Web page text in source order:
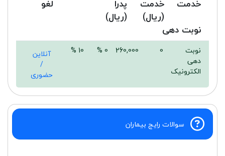
خدمت
خدمت
(ریال)
پدرا
(ریال)
لغو
نوبت دهی
نوبت
دهی
الکترونیک
0
260,000
0 %
10 %
آنلاین
/
حضوری
سوالات رایج بیماران